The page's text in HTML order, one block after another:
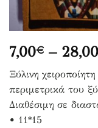
7,00€ – 28,00
Ξύλινη
περιμετρικά του
Διαθέσιμη σε
• 11*15